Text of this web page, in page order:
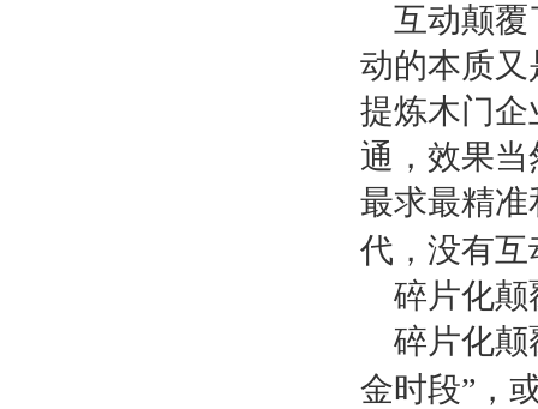
互动颠覆
动的本质
提炼木门
通，效果
最求最精
代，没有
碎片化颠
碎片化颠
金时段”，